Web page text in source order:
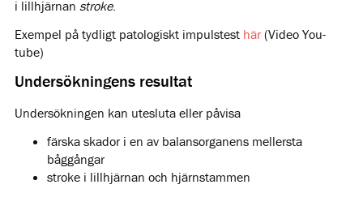
i lillhjärnan stroke.
Exempel på tydligt patologiskt impulstest här(Video You-
tube)
Undersökningens resultat
Undersökningen kan utesluta eller påvisa
färska skador i en av balansorganens mellersta
båggångar
stroke i lillhjärnan och hjärnstammen